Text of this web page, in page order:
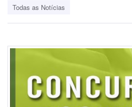
Todas as Notícias